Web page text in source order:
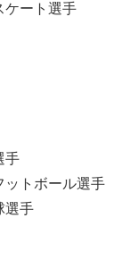
ケート選手
手
ットボール選手
選手